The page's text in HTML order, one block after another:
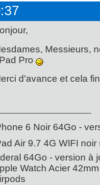
Messieurs,
Pro
d'avance et cela
6 Noir 64Go -
Air 9.7 4G WIFI
64Go - version à
Watch Acier